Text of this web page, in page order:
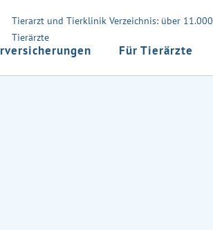
Tierarzt und Tierklinik Verzeichnis: über 11.000
Tierärzte
Für Tierärzte